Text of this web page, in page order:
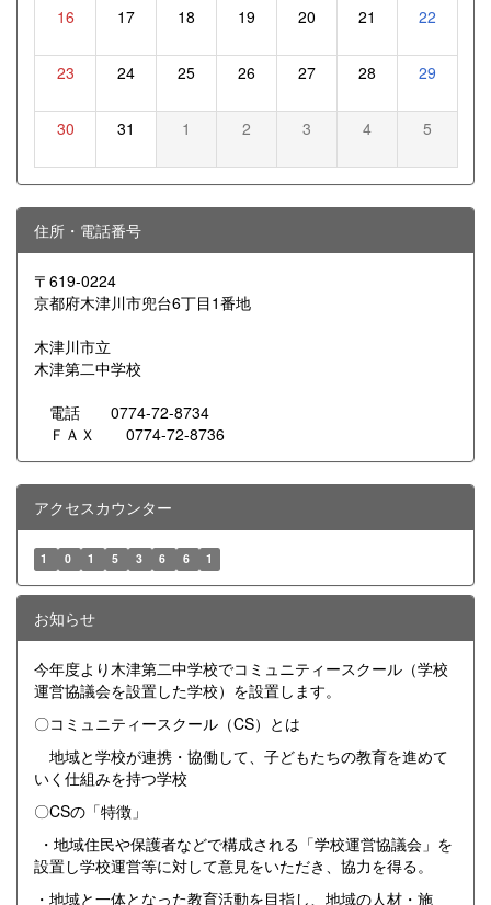
16 17 18 19 20 21 22
23 24 25 26 27 28 29
30 31 1 2 3 4 5
住所・電話番号
〒619-0224
京都府木津川市兜台6丁目1番地
木津川市立
木津第二中学校
電話 0774-72-8734
ＦＡＸ 0774-72-8736
アクセスカウンター
1 0 1 5 3 6 6 1
お知らせ
今年度より木津第二中学校でコミュニティースクール（学校
運営協議会を設置した学校）を設置します。
〇コミュニティースクール（CS）とは
地域と学校が連携・協働して、子どもたちの教育を進めて
いく仕組みを持つ学校
〇CSの「特徴」
・地域住民や保護者などで構成される「学校運営協議会」を
設置し学校運営等に対して意見をいただき、協力を得る。
・地域と一体となった教育活動を目指し、地域の人材・施